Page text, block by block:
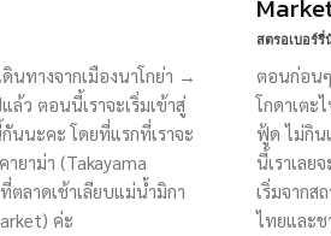
นทางจากเมืองนาโกย่า →
ล้ว ตอนนี้เราจะเริ่มเข้าสู่
นนะคะ โดยที่แรกที่เราจะ
ยาม่า (Takayama
ตลาดเช้าเลียบแม่น้ำมิกา
ค่ะ
สตรอเบอร์
ตอนก่อน
โกดาเตะ
ฟู้ด ไม่กิน
นี้เราเลย
เริ่มจาก
ไทยและช